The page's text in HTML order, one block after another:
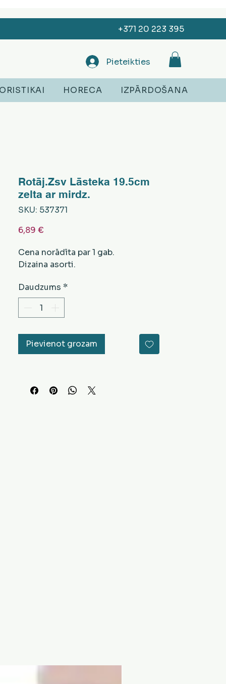
+371 20 223 395
Pieteikties
HORECA IZPĀRDOŠANA
Rotāj.Zsv Lāsteka 19.5cm
zelta ar mirdz.
SKU: 537371
6,89 €
Cena norādīta par 1 gab.
Dizaina asorti.
Daudzums *
Pievienot grozam